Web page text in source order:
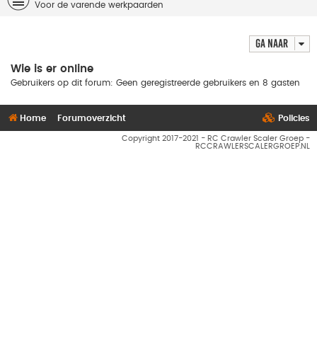
Voor de varende werkpaarden
Ga naar
Wie is er online
Gebruikers op dit forum: Geen geregistreerde gebruikers en 8 gasten
Home Forumoverzicht Policies
Copyright 2017-2021 - RC Crawler Scaler Groep -
RCCRAWLERSCALERGROEP.NL